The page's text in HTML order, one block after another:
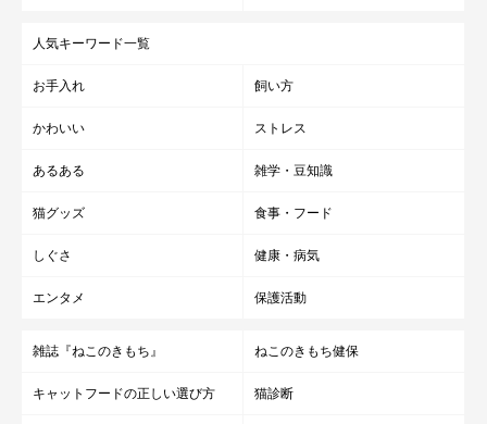
人気キーワード一覧
お手入れ 飼い方
かわいい ストレス
あるある 雑学・豆知識
猫グッズ 食事・フード
しぐさ 健康・病気
エンタメ 保護活動
雑誌『ねこのきもち』 ねこのきもち健保
キャットフードの正しい選び方 猫診断